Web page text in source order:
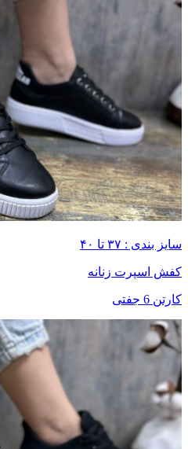
سایز بندی : ۳۷ تا ۴۰
کفش اسپرت زنانه
کارتن 6 جفتی